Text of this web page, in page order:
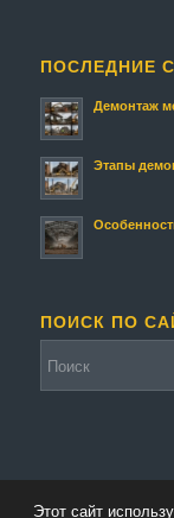
ПОСЛЕДНИЕ
Демонтаж
Этапы
ПОИСК ПО
Этот сайт